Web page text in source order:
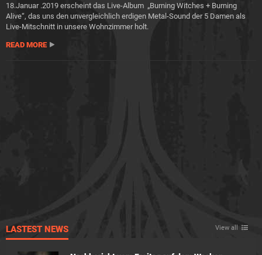
18.Januar .2019 erscheint das Live-Album „Burning Witches + Burning
Alive“, das uns den unvergleichlich erdigen Metal-Sound der 5 Damen als
Live-Mitschnitt in unsere Wohnzimmer holt.
READ MORE
LASTEST NEWS View all